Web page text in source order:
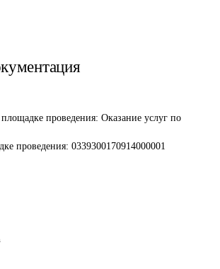
проведения: Оказание услуг по
проведения: 0339300170914000001